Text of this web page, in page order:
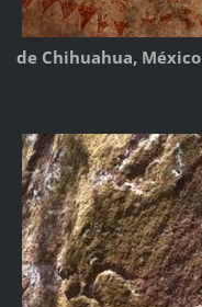
de Chihuahua, México